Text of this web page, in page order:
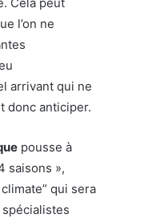
l’on ne
arrivant qui ne
donc anticiper.
pousse à
saisons »,
qui sera
spécialistes